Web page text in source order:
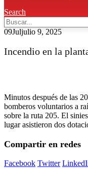
Search
09Juljulio 9, 2025
Incendio en la
Minutos después de las
bomberos voluntarios a
sobre la ruta 205. El
lugar asistieron dos
Compartir en redes
Facebook Twitter